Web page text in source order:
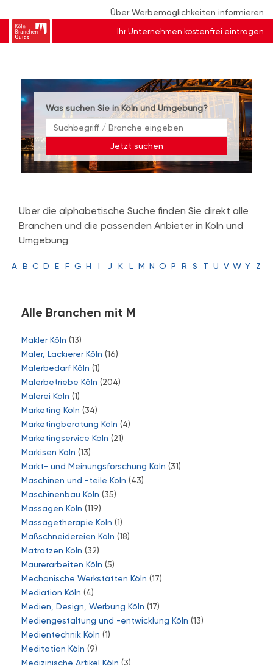
Über Werbemöglichkeiten informieren
Ihr Unternehmen kostenfrei eintragen
Was suchen Sie in Köln und Umgebung?
Jetzt suchen
Über die alphabetische Suche finden Sie direkt alle
Branchen und die passenden Anbieter in Köln und
Umgebung
A B C D E F G H I J K L M N O P R S T U V W Y Z
Alle Branchen mit M
Makler Köln (13)
Maler, Lackierer Köln (16)
Malerbedarf Köln (1)
Malerbetriebe Köln (204)
Malerei Köln (1)
Marketing Köln (34)
Marketingberatung Köln (4)
Marketingservice Köln (21)
Markisen Köln (13)
Markt- und Meinungsforschung Köln (31)
Maschinen und -teile Köln (43)
Maschinenbau Köln (35)
Massagen Köln (119)
Massagetherapie Köln (1)
Maßschneidereien Köln (18)
Matratzen Köln (32)
Maurerarbeiten Köln (5)
Mechanische Werkstätten Köln (17)
Mediation Köln (4)
Medien, Design, Werbung Köln (17)
Mediengestaltung und -entwicklung Köln (13)
Medientechnik Köln (1)
Meditation Köln (9)
Medizinische Artikel Köln (3)